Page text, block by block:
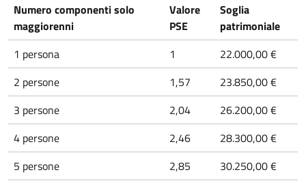
Numero componenti solo
maggiorenni
Valore
PSE
Soglia
patrimoniale
1 persona
1
22.000,00 €
2 persone
1,57
23.850,00 €
3 persone
2,04
26.200,00 €
4 persone
2,46
28.300,00 €
5 persone
2,85
30.250,00 €